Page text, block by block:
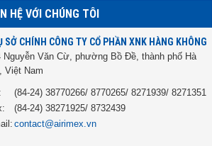
HỆ VỚI CHÚNG TÔI
SỞ CHÍNH CÔNG TY CỔ PHẦN XNK HÀNG KHÔNG
Nguyễn Văn Cừ, phường Bồ Đề, thành phố Hà
Việt Nam
(84-24) 38770266/ 8770265/ 8271939/ 8271351
(84-24) 38271925/ 8732439
contact@airimex.vn